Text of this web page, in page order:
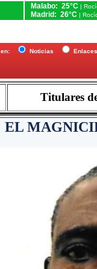
Malabo: 25°C |
Madrid: 26°C |
en: Noticias
Titulares
EL